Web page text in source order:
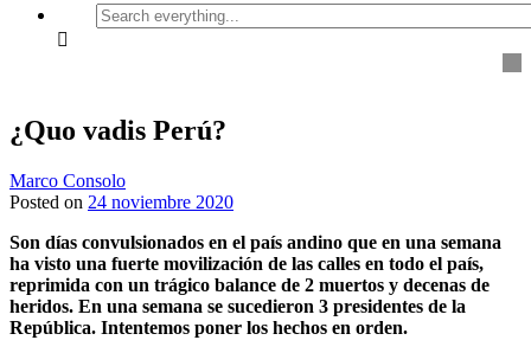
Search
everything...
¿Quo vadis Perú?
Marco Consolo
Posted on 24 noviembre 2020
Son días convulsionados en el país andino que en una semana
ha visto una fuerte movilización de las calles en todo el país,
reprimida con un trágico balance de 2 muertos y decenas de
heridos. En una semana se sucedieron 3 presidentes de la
República. Intentemos poner los hechos en orden.